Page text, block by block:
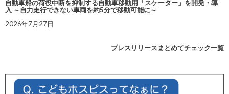
自動車船の荷役中断を抑制する自動車移動用「スケーター」を開発・導
入 ～自力走行できない車両を約5分で移動可能に～
2026年7月27日
プレスリリースまとめてチェック一覧